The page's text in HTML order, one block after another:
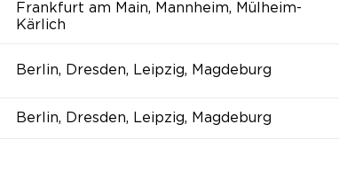
Frankfurt am Main, Mannheim, Mülheim-
Kärlich
Berlin, Dresden, Leipzig, Magdeburg
Berlin, Dresden, Leipzig, Magdeburg